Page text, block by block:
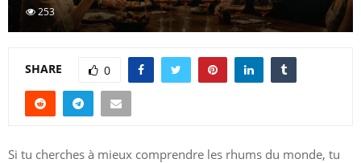
253
SHARE 0
Si tu cherches à mieux comprendre les rhums du monde, tu